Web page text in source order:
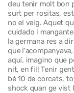
deu tenir molt bon
surt per rositas,
no el veig. Aquet
cuidado i
la germana res a
que
aquí, imagino que
nit, en fi!! Tenir
bé 10 de corcats,
shock quan ge vist